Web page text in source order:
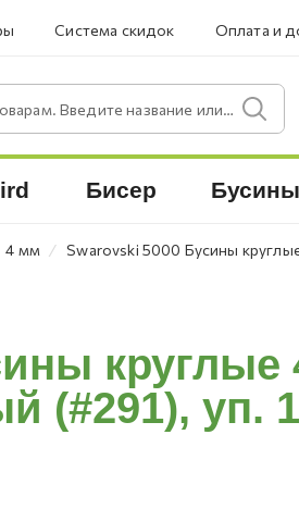
Система скидок Оплата и
Введите название или артикул.
Бисер Бусины
4 мм ⁄ Swarovski 5000 Бусины
круглые
(#291), уп.